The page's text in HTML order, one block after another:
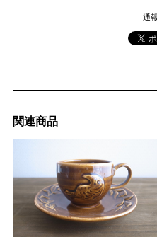
通
関連商品